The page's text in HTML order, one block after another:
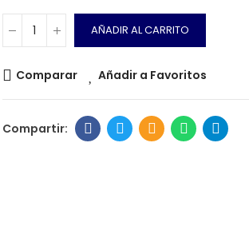
AÑADIR AL CARRITO
Comparar Añadir a Favoritos